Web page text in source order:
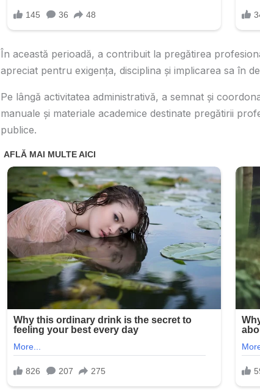
În această perioadă, a contribuit la pregătirea
apreciat pentru exigența, disciplina și implicarea sa în
Pe lângă activitatea administrativă, a semnat și
manuale și materiale academice destinate pregătirii
publice.